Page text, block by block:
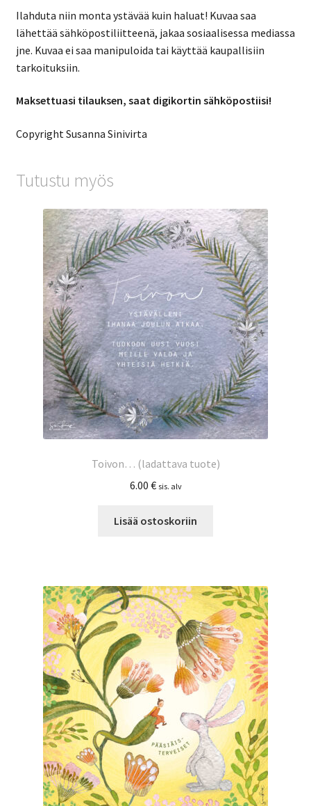
Ilahduta niin monta ystävää kuin haluat! Kuvaa saa
lähettää sähköpostiliitteenä, jakaa sosiaalisessa mediassa
jne. Kuvaa ei saa manipuloida tai käyttää kaupallisiin
tarkoituksiin.
Maksettuasi tilauksen, saat digikortin sähköpostiisi!
Copyright Susanna Sinivirta
Tutustu myös
Toivon… (ladattava tuote)
6.00 € sis. alv
Lisää ostoskoriin